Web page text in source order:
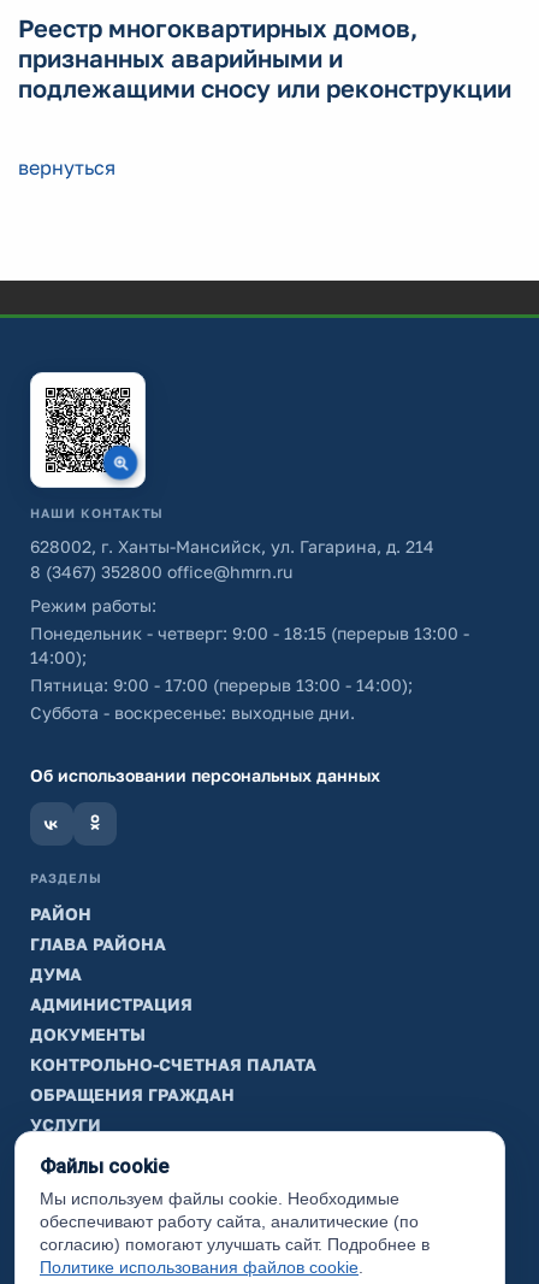
Реестр многоквартирных домов,
признанных аварийными и
подлежащими сносу или реконструкции
вернуться
НАШИ КОНТАКТЫ
628002, г. Ханты-Мансийск, ул. Гагарина, д. 214
8 (3467) 352800 office@hmrn.ru
Режим работы:
Понедельник - четверг: 9:00 - 18:15 (перерыв 13:00 -
14:00);
Пятница: 9:00 - 17:00 (перерыв 13:00 - 14:00);
Суббота - воскресенье: выходные дни.
Об использовании персональных данных
РАЗДЕЛЫ
РАЙОН
ГЛАВА РАЙОНА
ДУМА
АДМИНИСТРАЦИЯ
ДОКУМЕНТЫ
КОНТРОЛЬНО-СЧЕТНАЯ ПАЛАТА
ОБРАЩЕНИЯ ГРАЖДАН
УСЛУГИ
ТИК
ИНФОРМАЦИЯ
Законодательная карта
Карта сайта
Файлы cookie
Мы используем файлы cookie. Необходимые
обеспечивают работу сайта, аналитические (по
согласию) помогают улучшать сайт. Подробнее в
Политике использования файлов cookie